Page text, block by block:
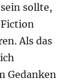
sollte,
Als das
Gedanken